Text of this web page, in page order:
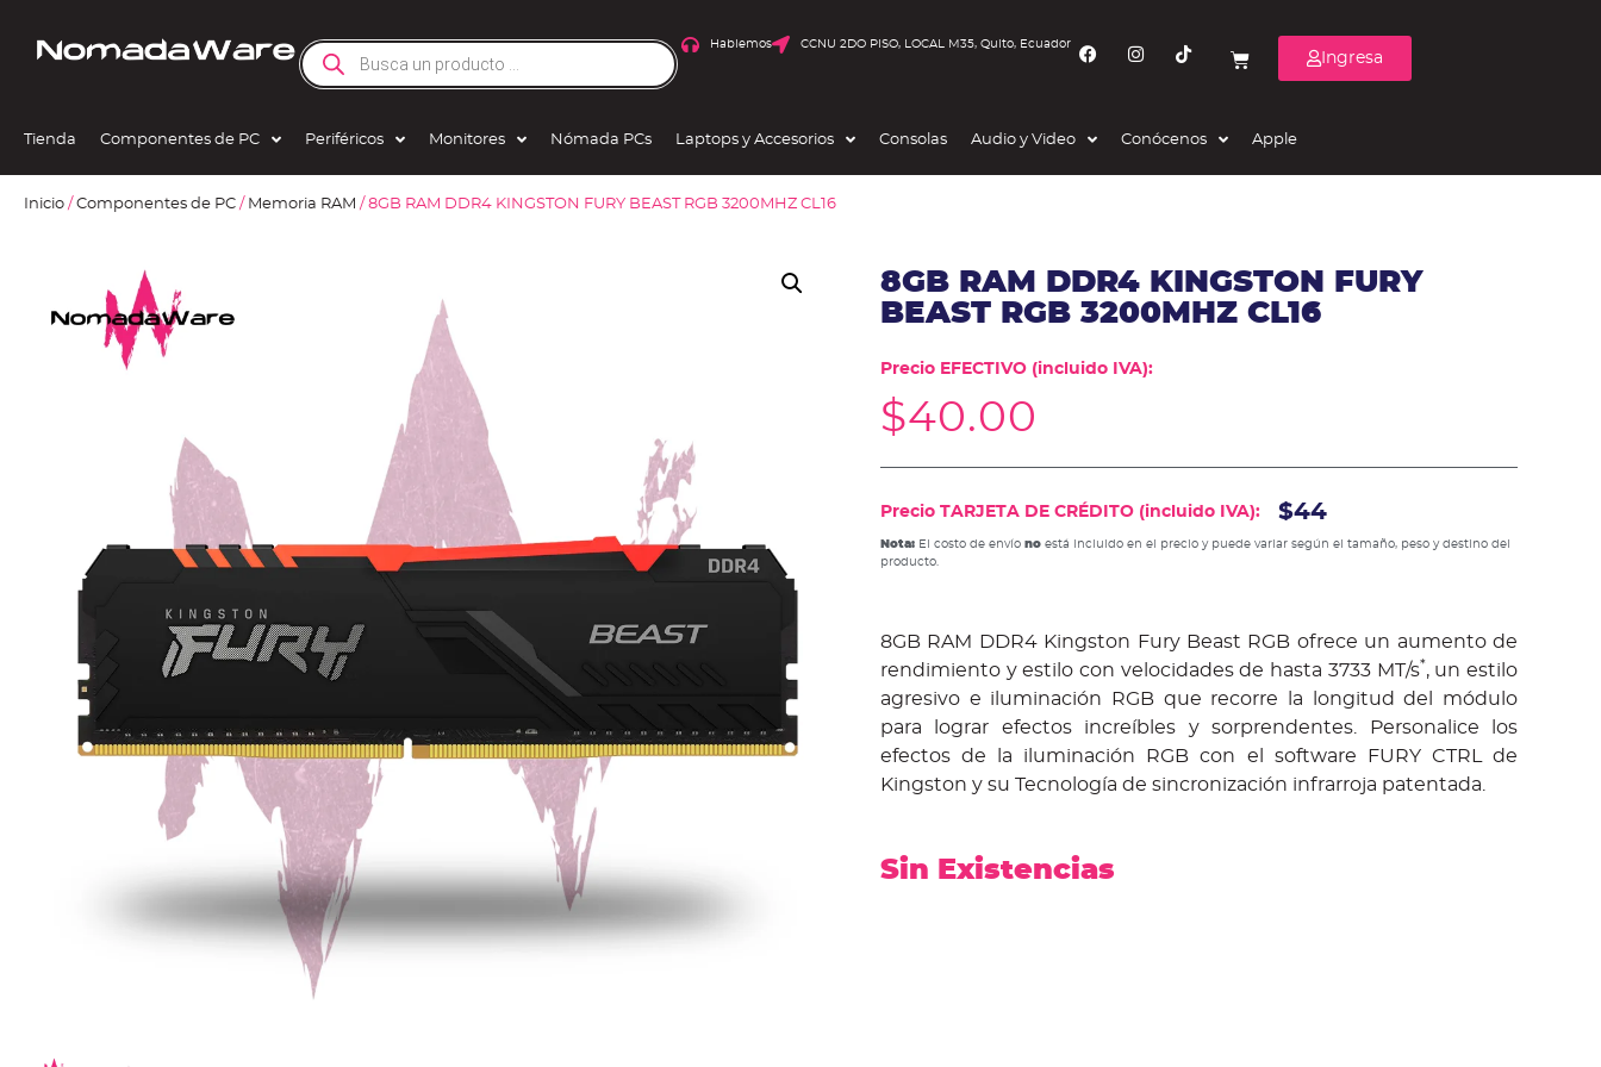
Hablemos CCNU 2DO PISO, LOCAL M35, Quito, Ecuador
Ingresa
Tienda Componentes de PC Periféricos Monitores Nómada PCs Laptops y Accesorios Consolas Audio y Video Conócenos Apple
Inicio / Componentes de PC / Memoria RAM / 8GB RAM DDR4 KINGSTON FURY BEAST RGB 3200MHZ CL16
8GB RAM DDR4 KINGSTON FURY
BEAST RGB 3200MHZ CL16
Precio EFECTIVO (incluido IVA):
$40.00
Precio TARJETA DE CRÉDITO (incluido IVA): $44
Nota:El costo de envío noestá incluido en el precio y puede variar según el tamaño, peso y destino del
producto.
8GB RAM DDR4 Kingston Fury Beast RGB ofrece un aumento de
rendimiento y estilo con velocidades de hasta 3733 MT/s*, un estilo
agresivo e iluminación RGB que recorre la longitud del módulo
para lograr efectos increíbles y sorprendentes. Personalice los
efectos de la iluminación RGB con el software FURY CTRL de
Kingston y su Tecnología de sincronización infrarroja patentada.
Sin Existencias